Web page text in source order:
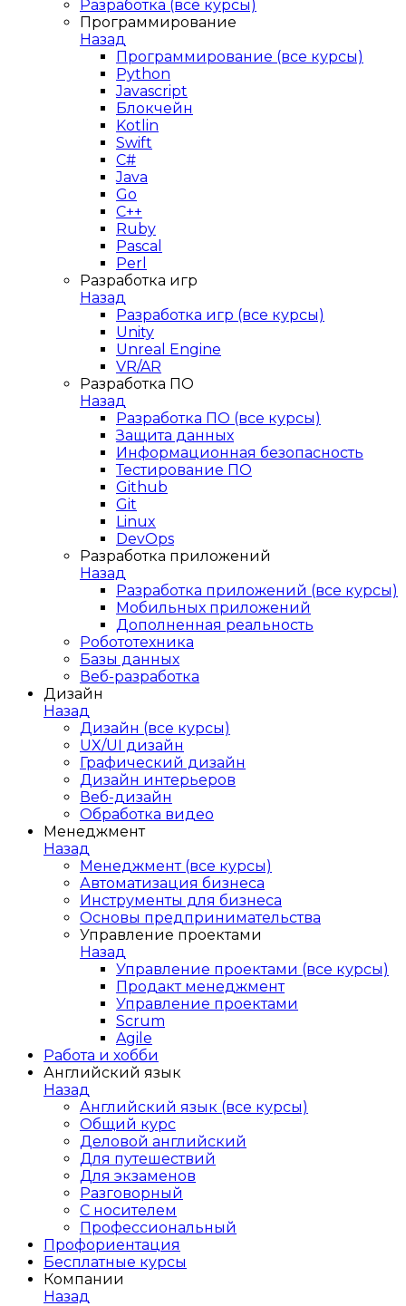
Разработка (все курсы)
Программирование
Назад
Программирование (все курсы)
Python
Javascript
Блокчейн
Kotlin
Swift
C#
Java
Go
C++
Ruby
Pascal
Perl
Разработка игр
Назад
Разработка игр (все курсы)
Unity
Unreal Engine
VR/AR
Разработка ПО
Назад
Разработка ПО (все курсы)
Защита данных
Информационная безопасность
Тестирование ПО
Github
Git
Linux
DevOps
Разработка приложений
Назад
Разработка приложений (все курсы)
Мобильных приложений
Дополненная реальность
Робототехника
Базы данных
Веб-разработка
Дизайн
Назад
Дизайн (все курсы)
UX/UI дизайн
Графический дизайн
Дизайн интерьеров
Веб-дизайн
Обработка видео
Менеджмент
Назад
Менеджмент (все курсы)
Автоматизация бизнеса
Инструменты для бизнеса
Основы предпринимательства
Управление проектами
Назад
Управление проектами (все курсы)
Продакт менеджмент
Управление проектами
Scrum
Agile
Работа и хобби
Английский язык
Назад
Английский язык (все курсы)
Общий курс
Деловой английский
Для путешествий
Для экзаменов
Разговорный
С носителем
Профессиональный
Профориентация
Бесплатные курсы
Компании
Назад